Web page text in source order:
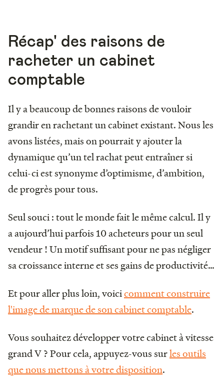
Récap' des raisons de
racheter un cabinet
comptable
Il y a beaucoup de bonnes raisons de vouloir
grandir en rachetant un cabinet existant. Nous les
avons listées, mais on pourrait y ajouter la
dynamique qu’un tel rachat peut entraîner si
celui-ci est synonyme d’optimisme, d’ambition,
de progrès pour tous.
Seul souci : tout le monde fait le même calcul. Il y
a aujourd’hui parfois 10 acheteurs pour un seul
vendeur ! Un motif suffisant pour ne pas négliger
sa croissance interne et ses gains de productivité…
Et pour aller plus loin, voicicomment construire
l'image de marque de son cabinet comptable.
Vous souhaitez développer votre cabinet à vitesse
grand V ? Pour cela, appuyez-vous surles outils
que nous mettons à votre disposition.